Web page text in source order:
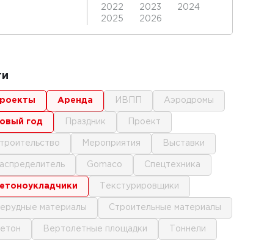
2022
2023
2024
2025
2026
проекты аренда ИВПП аэродромы
новый год праздник проект
строительство мероприятия выставки
распределитель gomaco спецтехника
бетоноукладчики текстурировщики
нерудные материалы строительные материалы
бетон вертолетные площадки тоннели